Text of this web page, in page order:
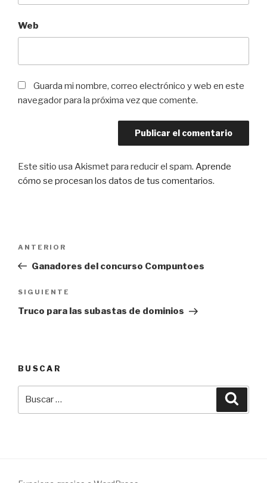
Web
Guarda mi nombre, correo electrónico y web en este
navegador para la próxima vez que comente.
Este sitio usa Akismet para reducir el spam. Aprende
cómo se procesan los datos de tus comentarios.
entradas
Entrada
anterior:
ANTERIOR
Ganadores del concurso Compuntoes
Siguiente
entrada
SIGUIENTE
Truco para las subastas de dominios
BUSCAR